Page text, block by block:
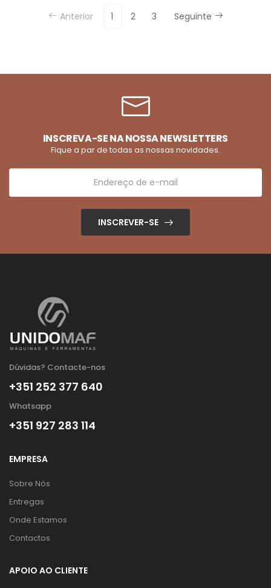
Anterior 1 2 3 Seguinte
INSCREVA-SE NA NOSSA NEWSLETTERS
Fique a par de todas as nossas novidades.
INSCREVER-SE
Dúvidas? Contacte-nos
+351 252 377 640
Whatsapp
+351 927 283 114
EMPRESA
Sobre Nós
Entregas
Onde Estamos
Contactos
APOIO AO CLIENTE